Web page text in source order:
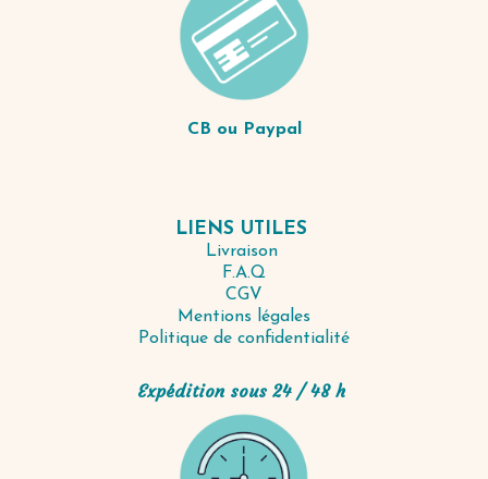
CB ou Paypal
LIENS UTILES
Livraison
F.A.Q
CGV
Mentions légales
Politique de confidentialité
Expédition sous 24 / 48 h